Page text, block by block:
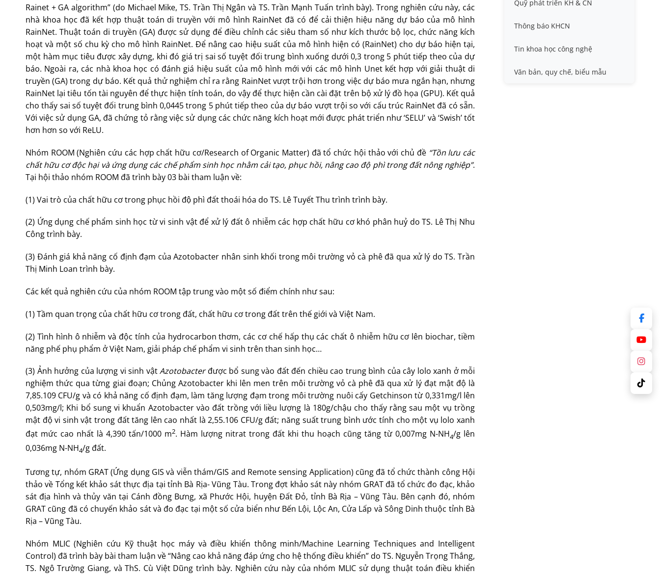
Rainet + GA algorithm” (do Michael Mike, TS. Trần Thị Ngân và TS. Trần Mạnh Tuấn trình bày). Trong nghiên cứu này, các
nhà khoa học đã kết hợp thuật toán di truyền với mô hình RainNet đã có để cải thiện hiệu năng dự báo của mô hình
RainNet. Thuật toán di truyền (GA) được sử dụng để điều chỉnh các siêu tham số như kích thước bộ lọc, chức năng kích
hoạt và một số chu kỳ cho mô hình RainNet. Để nâng cao hiệu suất của mô hình hiện có (RainNet) cho dự báo hiện tại,
một hàm mục tiêu được xây dựng, khi đó giá trị sai số tuyệt đối trung bình xuống dưới 0,3 trong 5 phút tiếp theo của dự
báo. Ngoài ra, các nhà khoa học có đánh giá hiệu suất của mô hình mới với các mô hình Unet kết hợp với giải thuật di
truyền (GA) trong dự báo. Kết quả thử nghiệm chỉ ra rằng RainNet vượt trội hơn trong việc dự báo mưa ngắn hạn, nhưng
RainNet lại tiêu tốn tài nguyên để thực hiện tính toán, do vậy để thực hiện cần cài đặt trên bộ xử lý đồ họa (GPU). Kết quả
cho thấy sai số tuyệt đối trung bình 0,0445 trong 5 phút tiếp theo của dự báo vượt trội so với cấu trúc RainNet đã có sẵn.
Với việc sử dụng GA, đã chứng tỏ rằng việc sử dụng các chức năng kích hoạt mới được phát triển như ‘SELU’ và ‘Swish’ tốt
hơn hơn so với ReLU.
Nhóm ROOM (Nghiên cứu các hợp chất hữu cơ/Research of Organic Matter) đã tổ chức hội thảo với chủ đề “Tồn lưu các
chất hữu cơ độc hại vàứng dụng các chế phẩm sinh học nhằmcải tạo, phục hồi, nâng cao độ phìtrong đất nông nghiệp”.
Tại hội thảo nhóm ROOM đã trình bày 03 bài tham luận về:
(1) Vai trò của chất hữu cơ trong phục hồi độ phì đất thoái hóa do TS. Lê Tuyết Thu trình trình bày.
(2) Ứng dụng chế phẩm sinh học từ vi sinh vật để xử lý đất ô nhiễm các hợp chất hữu cơ khó phân huỷ do TS. Lê Thị Nhu
Công trình bày.
(3) Đánh giá khả năng cố định đạm của Azotobacter nhân sinh khối trong môi trường vỏ cà phê đã qua xử lý do TS. Trần
Thị Minh Loan trình bày.
Các kết quả nghiên cứu của nhóm ROOM tập trung vào một số điểm chính như sau:
(1) Tầm quan trọng của chất hữu cơ trong đất, chất hữu cơ trong đất trên thế giới và Việt Nam.
(2) Tình hình ô nhiễm và độc tính của hydrocarbon thơm, các cơ chế hấp thụ các chất ô nhiễm hữu cơ lên biochar, tiềm
năng phế phụ phẩm ở Việt Nam, giải pháp chế phẩm vi sinh trên than sinh học…
(3) Ảnh hưởng của lượng vi sinh vậtAzotobacterđược bổ sung vào đất đến chiều cao trung bình của cây lolo xanh ở mỗi
nghiệm thức qua từng giai đoạn; Chủng Azotobacter khi lên men trên môi trường vỏ cà phê đã qua xử lý đạt mật độ là
7,85.109 CFU/g và có khả năng cố định đạm, làm tăng lượng đạm trong môi trường nuôi cấy Getchinson từ 0,331mg/l lên
0,503mg/l; Khi bổ sung vi khuẩn Azotobacter vào đất trồng với liều lượng là 180g/chậu cho thấy rằng sau một vụ trồng
mật độ vi sinh vật trong đất tăng lên cao nhất là 2,55.106 CFU/g đất; năng suất trung bình ước tính cho một vụ lolo xanh
đạt mức cao nhất là 4,390 tấn/1000 m2. Hàm lượng nitrat trong đất khi thu hoạch cũng tăng từ 0,007mg N-NH4/g lên
0,036mg N-NH4/g đất.
Tương tự, nhóm GRAT (Ứng dụng GIS và viễn thám/GIS and Remote sensing Application) cũng đã tổ chức thành công Hội
thảo về Tổng kết khảo sát thực địa tại tỉnh Bà Rịa- Vũng Tàu. Trong đợt khảo sát này nhóm GRAT đã tổ chức đo đạc, khảo
sát địa hình và thủy văn tại Cánh đồng Bưng, xã Phước Hội, huyện Đất Đỏ, tỉnh Bà Rịa – Vũng Tàu. Bên cạnh đó, nhóm
GRAT cũng đã có chuyến khảo sát và đo đạc tại một số cửa biển như Bến Lội, Lộc An, Cửa Lấp và Sông Dinh thuộc tỉnh Bà
Rịa – Vũng Tàu.
Nhóm MLIC (Nghiên cứu Kỹ thuật học máy và điều khiển thông minh/Machine Learning Techniques and Intelligent
Control) đã trình bày bài tham luận về “Nâng cao khả năng đáp ứng cho hệ thống điều khiển” do TS. Nguyễn Trọng Thắng,
TS. Ngô Trường Giang, và ThS. Cù Việt Dũng trình bày. Nghiên cứu này của nhóm MLIC sử dụng thuật toán điều khiển
Nafosted, Nghị định thư
Sở hữu trí tuệ
Thông tin ứng viên GS/PGS
Tiêu chuẩn, quy chuẩn
Hội nghị quốc tế và hội nghị
Quỹ phát triển KH & CN
Thông báo KHCN
Tin khoa học công nghệ
Văn bản, quy chế, biểu mẫu